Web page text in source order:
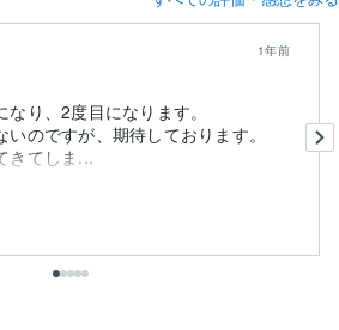
1年前
り、2度目になります。
いのですが、期待しております。
きてしま...